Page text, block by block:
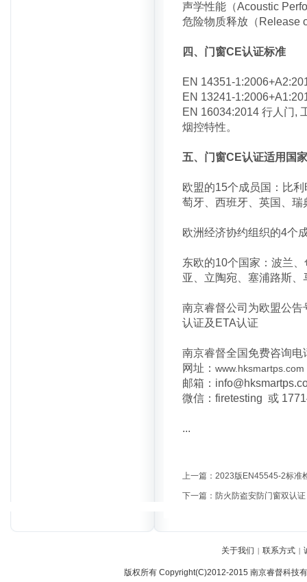
声学性能（Acoustic
危险物质释放（Release
四、门窗CE认证标准
EN 14351-
EN 13241-
EN 16034:2014 行人门,
烟控特性。
五、门窗CE认证适用国
欧盟的15个成员国：比
萄牙、西班牙、英国、瑞
欧洲经济协约组织的4个
东欧的10个国家：波兰
亚、立陶宛、塞浦路斯、
南京睿督公司为欧盟公
认证及ETA认证
南京睿督全国免费咨询
网址： www.hksmartps.com
邮箱：
微信：firetesting 或
...
上一篇： 2023版EN45545-2标准
下一篇： 防火防盗安防门窗双认
关于我们 | 联系方式 |
版权所有 Copyright(C)2012-2015 南京睿督科技